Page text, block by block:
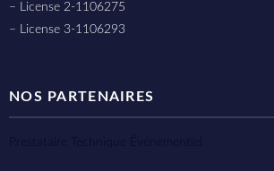
– License 2-1106275
– License 3-1106293
NOS PARTENAIRES